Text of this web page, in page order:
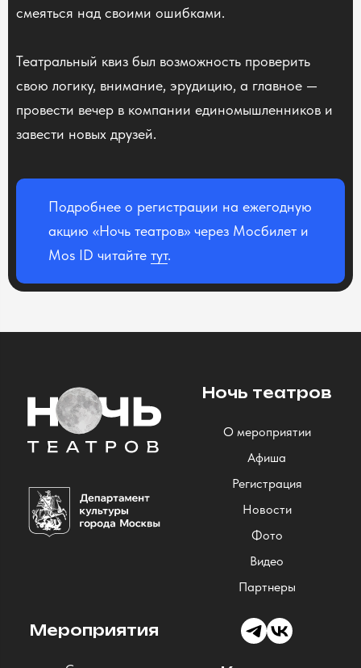
смеяться над своими ошибками.
Театральный квиз был возможность проверить
свою логику, внимание, эрудицию, а главное —
провести вечер в компании единомышленников и
завести новых друзей.
Подробнее о регистрации на ежегодную
акцию «Ночь театров» через Мосбилет и
Mos ID читайте тут.
Ночь театров
О мероприятии
Афиша
Регистрация
Новости
Фото
Видео
Партнеры
Мероприятия